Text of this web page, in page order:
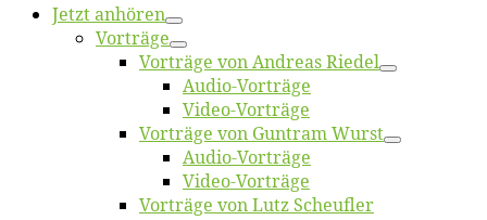
Jetzt an­hö­ren
Vor­trä­ge
Vor­trä­ge von An­dre­as Riedel
Au­dio-Vor­trä­ge
Vi­deo-Vor­trä­ge
Vor­trä­ge von Gun­tram Wurst
Au­dio-Vor­trä­ge
Vi­deo-Vor­trä­ge
Vor­trä­ge von Lutz Scheufler